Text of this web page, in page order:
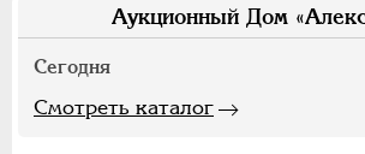
Аукционный Дом
Сегодня
Смотреть каталог